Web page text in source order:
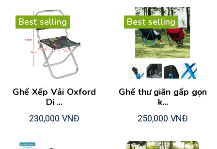
Best selling
Ghế Xếp Vải Oxford
Di ...
230,000 VNĐ
Best selling
Ghế thư giãn gấp gọn
k...
250,000 VNĐ